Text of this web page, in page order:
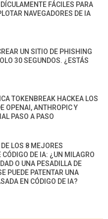
FÁCILES PARA
NAVEGADORES DE IA
UN SITIO DE PHISHING
30 SEGUNDOS. ¿ESTÁS
TOKENBREAK HACKEA LOS
OPENAI, ANTHROPIC Y
PASO A PASO
LOS 8 MEJORES
CÓDIGO DE IA: ¿UN MILAGRO
O UNA PESADILLA DE
PUEDE PATENTAR UNA
EN CÓDIGO DE IA?